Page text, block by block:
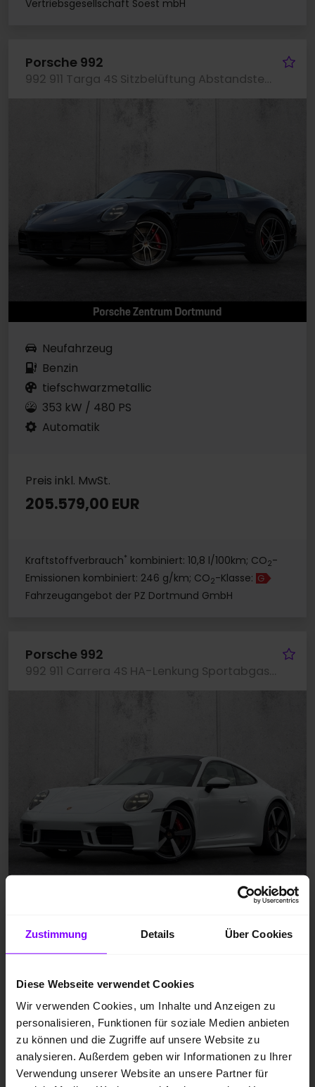
Zustimmung Details Über Cookies
Diese Webseite verwendet Cookies
Wir verwenden Cookies, um Inhalte und Anzeigen zu
personalisieren, Funktionen für soziale Medien anbieten
zu können und die Zugriffe auf unsere Website zu
analysieren. Außerdem geben wir Informationen zu Ihrer
Verwendung unserer Website an unsere Partner für
Vertriebsgesellschaft Soest mbH
Porsche 992
992 911 Targa 4S Sitzbelüftung Abstandstempomat
Neufahrzeug
Benzin
tiefschwarzmetallic
353 kW / 480 PS
Automatik
Preis inkl. MwSt.
205.579,00 EUR
Kraftstoffverbrauch* kombiniert: 10,8 l/100km; CO2-
Emissionen kombiniert: 246 g/km; CO2-Klasse: G
Fahrzeugangebot der PZ Dortmund GmbH
Porsche 992
992 911 Carrera 4S HA-Lenkung Sportabgas BOSE
Neufahrzeug
weiß
353 kW / 480 PS
Automatik
Preis inkl. MwSt.